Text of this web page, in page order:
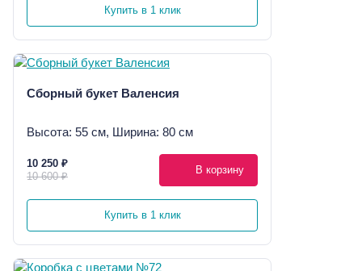
Купить в 1 клик
Сборный букет Валенсия
Высота: 55 см, Ширина: 80 см
10 250 ₽
10 600 ₽
В корзину
Купить в 1 клик